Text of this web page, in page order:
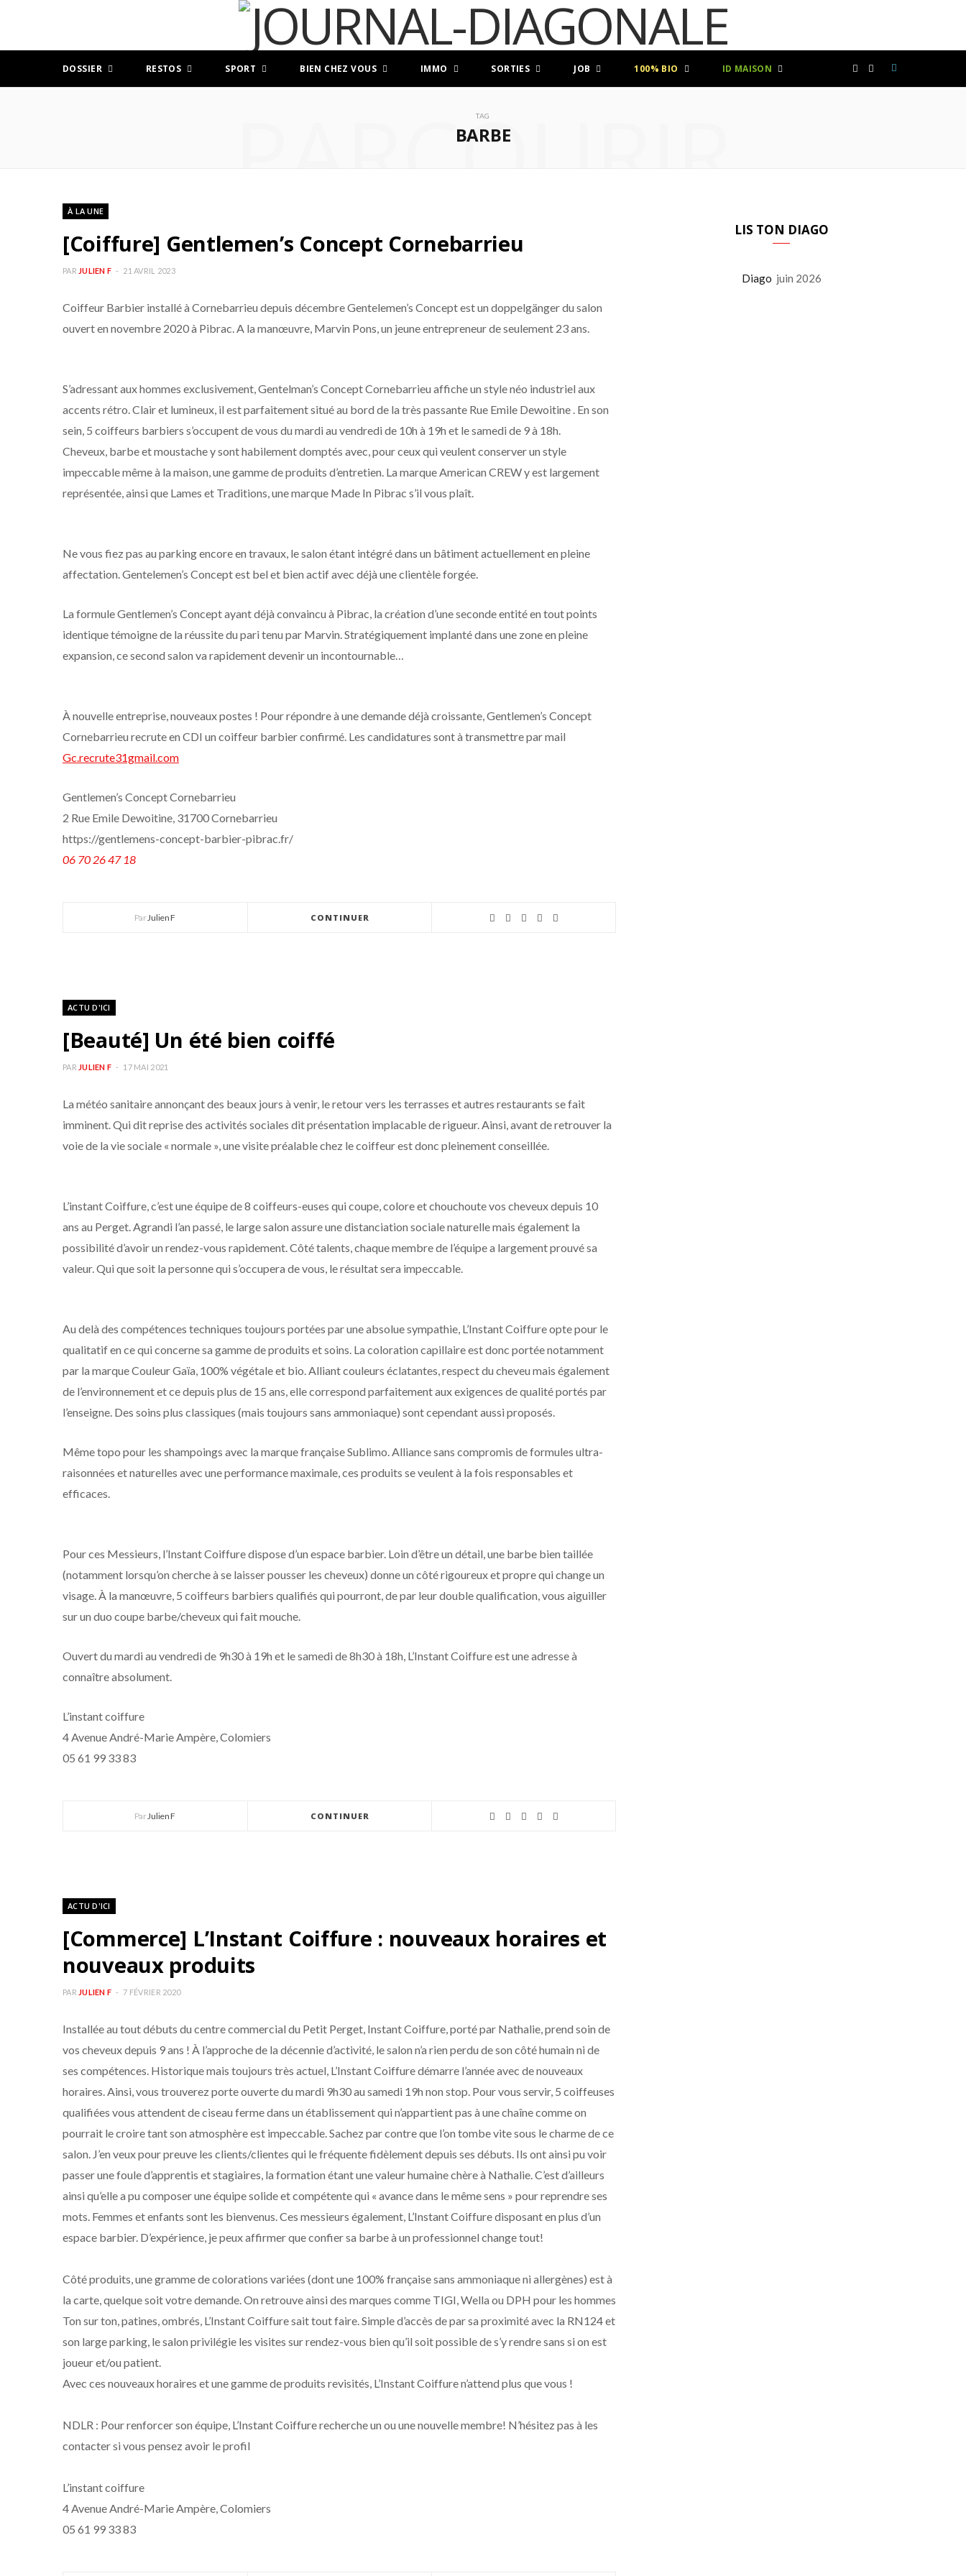
DOSSIER RESTOS SPORT BIEN CHEZ VOUS IMMO SORTIES JOB 100% BIO ID MAISON
TAG
BARBE
PARCOURIR
À LA UNE
[Coiffure] Gentlemen’s Concept Cornebarrieu
PAR JULIEN F 21 AVRIL 2023
Coiffeur Barbier installé à Cornebarrieu depuis décembre Gentelemen’s Concept est un doppelgänger du salon
ouvert en novembre 2020 à Pibrac. A la manœuvre, Marvin Pons, un jeune entrepreneur de seulement 23 ans.
S’adressant aux hommes exclusivement, Gentelman’s Concept Cornebarrieu affiche un style néo industriel aux
accents rétro. Clair et lumineux, il est parfaitement situé au bord de la très passante Rue Emile Dewoitine . En son
sein, 5 coiffeurs barbiers s’occupent de vous du mardi au vendredi de 10h à 19h et le samedi de 9 à 18h.
Cheveux, barbe et moustache y sont habilement domptés avec, pour ceux qui veulent conserver un style
impeccable même à la maison, une gamme de produits d’entretien. La marque American CREW y est largement
représentée, ainsi que Lames et Traditions, une marque Made In Pibrac s’il vous plaît.
Ne vous fiez pas au parking encore en travaux, le salon étant intégré dans un bâtiment actuellement en pleine
affectation. Gentelemen’s Concept est bel et bien actif avec déjà une clientèle forgée.
La formule Gentlemen’s Concept ayant déjà convaincu à Pibrac, la création d’une seconde entité en tout points
identique témoigne de la réussite du pari tenu par Marvin. Stratégiquement implanté dans une zone en pleine
expansion, ce second salon va rapidement devenir un incontournable…
À nouvelle entreprise, nouveaux postes ! Pour répondre à une demande déjà croissante, Gentlemen’s Concept
Cornebarrieu recrute en CDI un coiffeur barbier confirmé. Les candidatures sont à transmettre par mail
Gc.recrute31gmail.com
Gentlemen’s Concept Cornebarrieu
2 Rue Emile Dewoitine, 31700 Cornebarrieu
https://gentlemens-concept-barbier-pibrac.fr/
06 70 26 47 18
ParJulien F CONTINUER
ACTU D'ICI
[Beauté] Un été bien coiffé
PAR JULIEN F 17 MAI 2021
La météo sanitaire annonçant des beaux jours à venir, le retour vers les terrasses et autres restaurants se fait
imminent. Qui dit reprise des activités sociales dit présentation implacable de rigueur. Ainsi, avant de retrouver la
voie de la vie sociale « normale », une visite préalable chez le coiffeur est donc pleinement conseillée.
L’instant Coiffure, c’est une équipe de 8 coiffeurs-euses qui coupe, colore et chouchoute vos cheveux depuis 10
ans au Perget. Agrandi l’an passé, le large salon assure une distanciation sociale naturelle mais également la
possibilité d’avoir un rendez-vous rapidement. Côté talents, chaque membre de l’équipe a largement prouvé sa
valeur. Qui que soit la personne qui s’occupera de vous, le résultat sera impeccable.
Au delà des compétences techniques toujours portées par une absolue sympathie, L’Instant Coiffure opte pour le
qualitatif en ce qui concerne sa gamme de produits et soins. La coloration capillaire est donc portée notamment
par la marque Couleur Gaïa, 100% végétale et bio. Alliant couleurs éclatantes, respect du cheveu mais également
de l’environnement et ce depuis plus de 15 ans, elle correspond parfaitement aux exigences de qualité portés par
l’enseigne. Des soins plus classiques (mais toujours sans ammoniaque) sont cependant aussi proposés.
Même topo pour les shampoings avec la marque française Sublimo. Alliance sans compromis de formules ultra-
raisonnées et naturelles avec une performance maximale, ces produits se veulent à la fois responsables et
efficaces.
Pour ces Messieurs, l’Instant Coiffure dispose d’un espace barbier. Loin d’être un détail, une barbe bien taillée
(notamment lorsqu’on cherche à se laisser pousser les cheveux) donne un côté rigoureux et propre qui change un
visage. À la manœuvre, 5 coiffeurs barbiers qualifiés qui pourront, de par leur double qualification, vous aiguiller
sur un duo coupe barbe/cheveux qui fait mouche.
Ouvert du mardi au vendredi de 9h30 à 19h et le samedi de 8h30 à 18h, L’Instant Coiffure est une adresse à
connaître absolument.
L’instant coiffure
4 Avenue André-Marie Ampère, Colomiers
05 61 99 33 83
ParJulien F CONTINUER
ACTU D'ICI
[Commerce] L’Instant Coiffure : nouveaux horaires et
nouveaux produits
PAR JULIEN F 7 FÉVRIER 2020
Installée au tout débuts du centre commercial du Petit Perget, Instant Coiffure, porté par Nathalie, prend soin de
vos cheveux depuis 9 ans ! À l’approche de la décennie d’activité, le salon n’a rien perdu de son côté humain ni de
ses compétences. Historique mais toujours très actuel, L’Instant Coiffure démarre l’année avec de nouveaux
horaires. Ainsi, vous trouverez porte ouverte du mardi 9h30 au samedi 19h non stop. Pour vous servir, 5 coiffeuses
qualifiées vous attendent de ciseau ferme dans un établissement qui n’appartient pas à une chaîne comme on
pourrait le croire tant son atmosphère est impeccable. Sachez par contre que l’on tombe vite sous le charme de ce
salon. J’en veux pour preuve les clients/clientes qui le fréquente fidèlement depuis ses débuts. Ils ont ainsi pu voir
passer une foule d’apprentis et stagiaires, la formation étant une valeur humaine chère à Nathalie. C’est d’ailleurs
ainsi qu’elle a pu composer une équipe solide et compétente qui « avance dans le même sens » pour reprendre ses
mots. Femmes et enfants sont les bienvenus. Ces messieurs également, L’Instant Coiffure disposant en plus d’un
espace barbier. D’expérience, je peux affirmer que confier sa barbe à un professionnel change tout!
Côté produits, une gramme de colorations variées (dont une 100% française sans ammoniaque ni allergènes) est à
la carte, quelque soit votre demande. On retrouve ainsi des marques comme TIGI, Wella ou DPH pour les hommes
Ton sur ton, patines, ombrés, L’Instant Coiffure sait tout faire. Simple d’accès de par sa proximité avec la RN124 et
son large parking, le salon privilégie les visites sur rendez-vous bien qu’il soit possible de s’y rendre sans si on est
joueur et/ou patient.
Avec ces nouveaux horaires et une gamme de produits revisités, L’Instant Coiffure n’attend plus que vous !
NDLR : Pour renforcer son équipe, L’Instant Coiffure recherche un ou une nouvelle membre! N’hésitez pas à les
contacter si vous pensez avoir le profil
L’instant coiffure
4 Avenue André-Marie Ampère, Colomiers
05 61 99 33 83
LIS TON DIAGO
Diago juin 2026